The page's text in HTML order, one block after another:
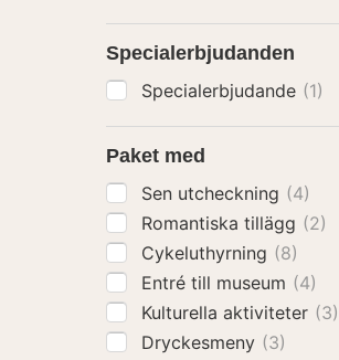
Specialerbjudanden
Specialerbjudande (1)
Paket med
Sen utcheckning (4)
Romantiska tillägg (2)
Cykeluthyrning (8)
Entré till museum (4)
Kulturella aktiviteter (3)
Dryckesmeny (3)